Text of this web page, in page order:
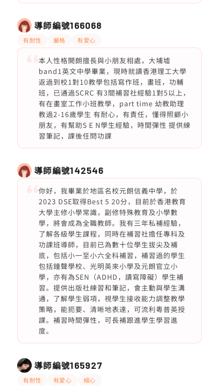
導師編號166068
有耐性 嚴格 有愛心
本人性格開朗擅長與小朋友相處，大埔墟
band1英文中學畢業，現時就讀香港理工大學
返過到校1對10教學包括寫作班，畫班，功輔
班，已通過SCRC 有3間補習社經驗1對5以上，
有在畫室工作小班教學，part time 幼教助理
教過2-16歲學生 有耐心，有責任，懂得照顧小
朋友，有幫助S E N學生經驗，時間彈性 提供練
習筆記，課後任問功課
導師編號142546
你好，我畢業於地區名校元朗信義中學，於
2023 DSE取得Best 5 20分，目前於香港教育
大學主修小學常識，副修特殊教育及小學數
學，將會成為全職教師。我有三年私補經驗，
了解各級學生課程，同時在補習社擔任專科及
功課班導師，目前已為數十位學生拔尖及補
底，包括小一至小六全科補習，補習過的學生
包括鐘聲學校、光明英來小學及元朗官立小
學，亦有為SEN（ADHD，讀寫障礙）學生補
習。提供出版社練習和筆記，會主動與學生溝
通，了解學生弱項，視學生接收能力調整教學
策略，能扼要、清晰地表達，可流利粵普英授
課。補習時間彈性，可長補跟進學生學習進
度。
導師編號165927
有耐性 有愛心 細心